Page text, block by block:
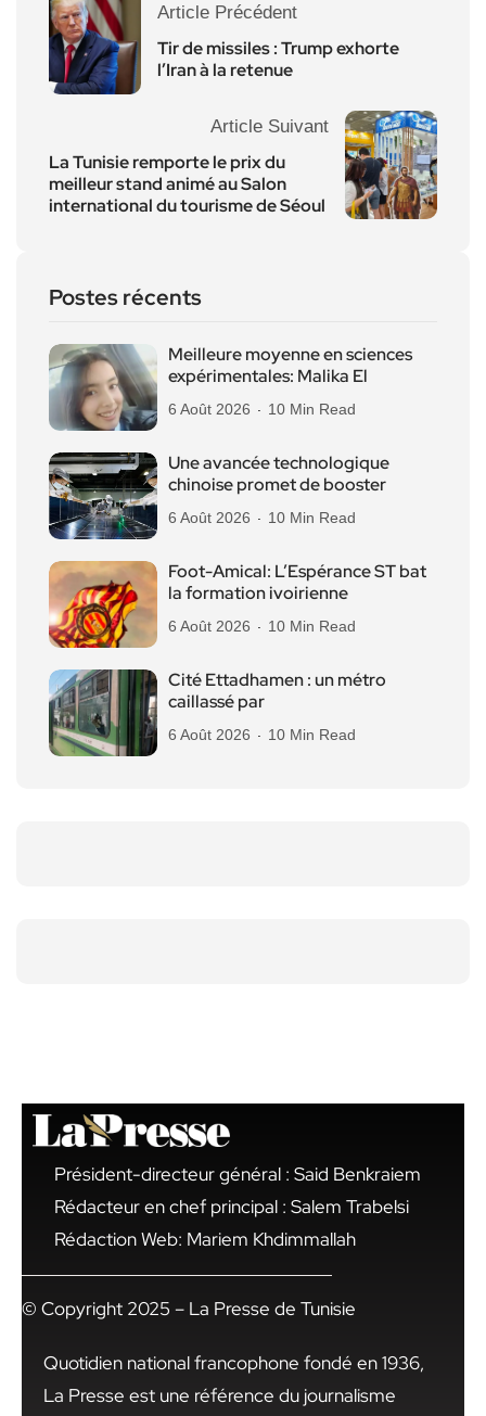
Article Précédent
Tir de missiles : Trump exhorte
l’Iran à la retenue
Article Suivant
La Tunisie remporte le prix du
meilleur stand animé au Salon
international du tourisme de Séoul
Postes récents
Meilleure moyenne en sciences
expérimentales: Malika El
6 Août 2026 10 Min Read
Une avancée technologique
chinoise promet de booster
6 Août 2026 10 Min Read
Foot-Amical: L’Espérance ST bat
la formation ivoirienne
6 Août 2026 10 Min Read
Cité Ettadhamen : un métro
caillassé par
6 Août 2026 10 Min Read
Président-directeur général : Said Benkraiem
Rédacteur en chef principal : Salem Trabelsi
Rédaction Web: Mariem Khdimmallah
© Copyright 2025 – La Presse de Tunisie
Quotidien national francophone fondé en 1936,
La Presse est une référence du journalisme